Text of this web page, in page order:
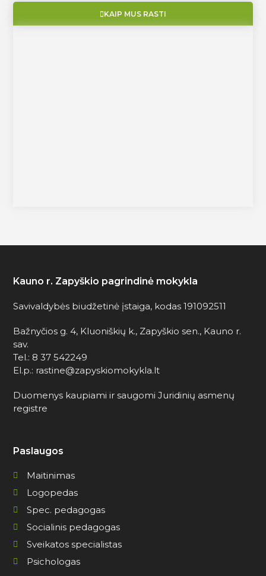
KAIP MUS RASTI
Kauno r. Zapyškio pagrindinė mokykla
Savivaldybės biudžetinė įstaiga, kodas 191092511
Bažnyčios g. 4, Kluoniškių k., Zapyškio sen., Kauno r.
sav.
Tel.: 8 37 542249
El.p.: rastine@zapyskiomokykla.lt
Duomenys kaupiami ir saugomi Juridinių asmenų
registre
Paslaugos
Maitinimas
Logopedas
Spec. pedagogas
Socialinis pedagogas
Sveikatos specialistas
Psichologas